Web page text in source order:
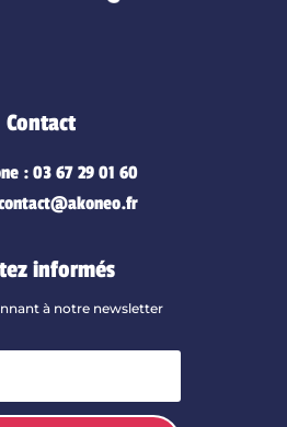
Contact
: 03 67 29 01 60
informés
à notre newsletter